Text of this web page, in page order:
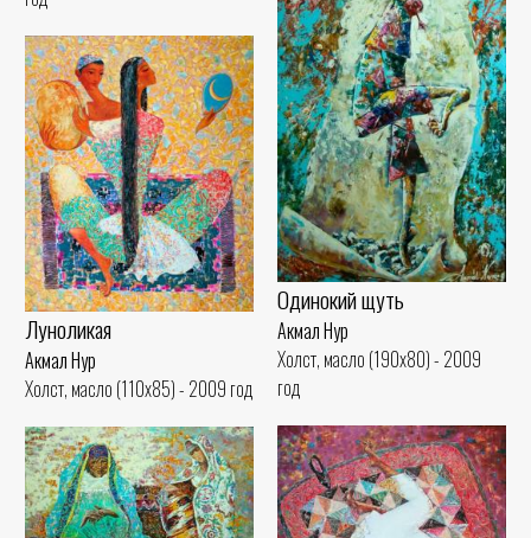
Одинокий щуть
Акмал Нур
Холст, масло (190x80) - 2009
год
Луноликая
Акмал Нур
Холст, масло (110x85) - 2009 год